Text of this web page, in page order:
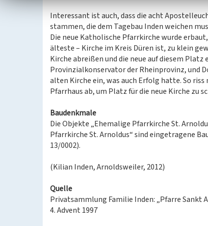
Interessant ist auch, dass die acht
stammen, die dem Tagebau Inden weichen
Die neue Katholische Pfarrkirche wurde
älteste – Kirche im Kreis Düren ist, zu klein
Kirche abreißen und die neue auf diesem Platz
Provinzialkonservator der Rheinprovinz, und
alten Kirche ein, was auch Erfolg hatte. So
Pfarrhaus ab, um Platz für die neue Kirche zu
Baudenkmale
Die Objekte „Ehemalige Pfarrkirche St.
Pfarrkirche St. Arnoldus“ sind eingetragene
13/0002).
(Kilian Inden, Arnoldsweiler, 2012)
Quelle
Privatsammlung Familie Inden: „Pfarre Sankt
4. Advent 1997